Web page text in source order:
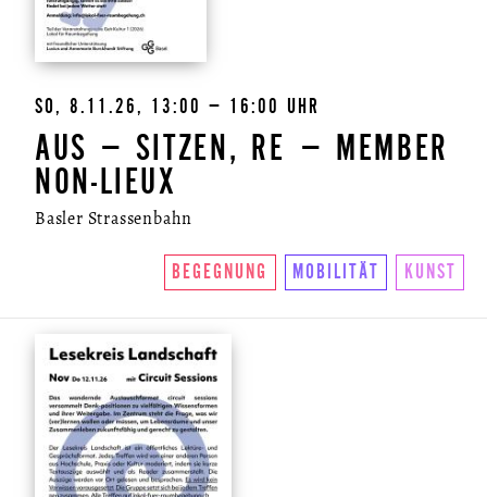
SO, 8.11.26, 13:00 – 16:00 UHR
AUS – SITZEN, RE – MEMBER
NON-LIEUX
Basler Strassenbahn
BEGEGNUNG MOBILITÄT KUNST